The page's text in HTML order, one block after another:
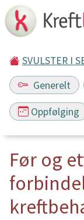
SVULSTER I
Generelt
Oppfølging
Før og